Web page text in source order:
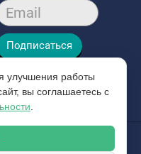
Email
Подписаться
улучшения работы
вы соглашаетесь с